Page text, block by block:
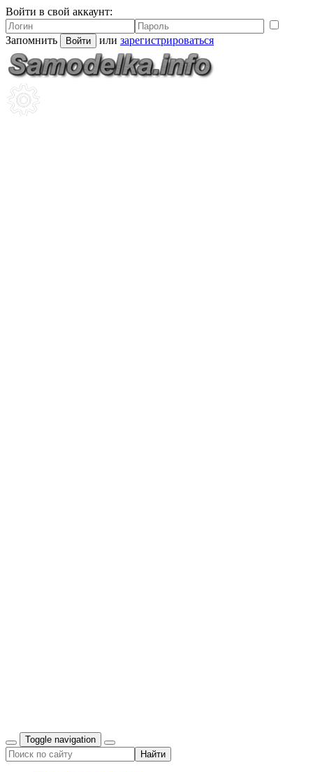
Войти в свой аккаунт:
Запомнить Войти или зарегистрироваться
Toggle navigation